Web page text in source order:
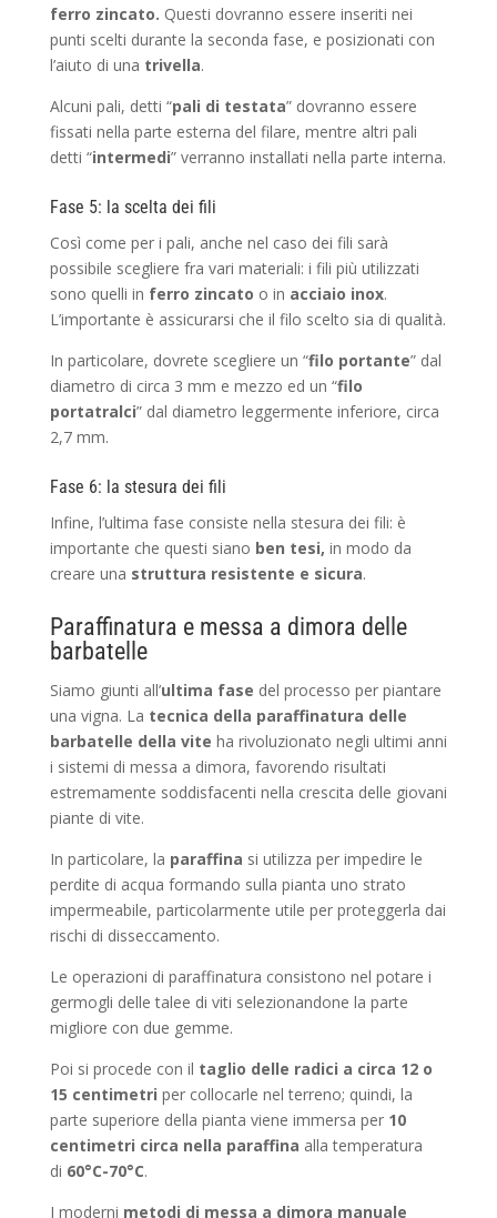
ferro zincato. Questi dovranno essere inseriti nei
punti scelti durante la seconda fase, e posizionati con
l’aiuto di una trivella.
Alcuni pali, detti “pali di testata” dovranno essere
fissati nella parte esterna del filare, mentre altri pali
detti “intermedi” verranno installati nella parte interna.
Fase 5: la scelta dei fili
Così come per i pali, anche nel caso dei fili sarà
possibile scegliere fra vari materiali: i fili più utilizzati
sono quelli in ferro zincato o in acciaio inox.
L’importante è assicurarsi che il filo scelto sia di qualità.
In particolare, dovrete scegliere un “filo portante” dal
diametro di circa 3 mm e mezzo ed un “filo
portatralci” dal diametro leggermente inferiore, circa
2,7 mm.
Fase 6: la stesura dei fili
Infine, l’ultima fase consiste nella stesura dei fili: è
importante che questi siano ben tesi, in modo da
creare una struttura resistente e sicura.
Paraffinatura e messa a dimora delle
barbatelle
Siamo giunti all’ultima fase del processo per piantare
una vigna. La tecnica della paraffinatura delle
barbatelle della vite ha rivoluzionato negli ultimi anni
i sistemi di messa a dimora, favorendo risultati
estremamente soddisfacenti nella crescita delle giovani
piante di vite.
In particolare, la paraffina si utilizza per impedire le
perdite di acqua formando sulla pianta uno strato
impermeabile, particolarmente utile per proteggerla dai
rischi di disseccamento.
Le operazioni di paraffinatura consistono nel potare i
germogli delle talee di viti selezionandone la parte
migliore con due gemme.
Poi si procede con il taglio delle radici a circa 12 o
15 centimetri per collocarle nel terreno; quindi, la
parte superiore della pianta viene immersa per 10
centimetri circa nella paraffina alla temperatura
di 60°C-70°C.
I moderni metodi di messa a dimora manuale